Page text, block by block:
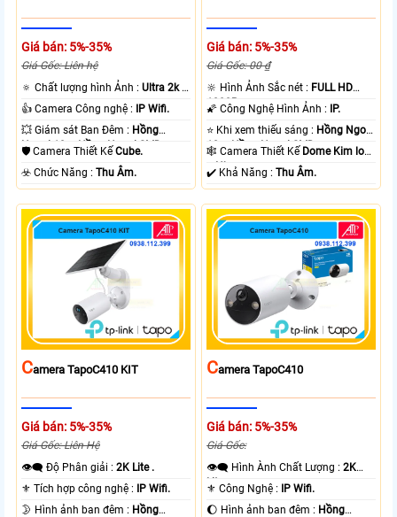
Giá bán: 5%-35%
Giá Gốc: Liên hệ
🔅 Chất lượng hình Ảnh :Ultra 2k +
.
👍 Camera Công nghệ :
IP Wifi.
💥 Giám sát Ban Đêm : Hồng
Ngoại 10m Hồng Ngoại SMD.
🛡 Camera Thiết KếCube.
️☣️ Chức Năng :Thu Âm.
Giá bán: 5%-35%
Giá Gốc: 00 ₫
🔆 Hình Ảnh Sắc nét : FULL HD
1080P .
🌠 Công Nghệ Hình Ảnh :
IP.
⭐ Khi xem thiếu sáng : Hồng Ngoại
10m Hồng Ngoại SMD.
🕸️ Camera Thiết Kế Dome Kim loại
+ Nhựa.
️✔️ Khả Năng :Thu Âm.
CAmera TapoC410 KIT
Giá bán: 5%-35%
Giá Gốc: Liên Hệ
👁️‍🗨 Độ Phân giải :2K Lite .
⚜️ Tích hợp công nghệ : IP Wifi.
🌛 Hình ảnh ban đêm : Hồng
CAmera TapoC410
Giá bán: 5%-35%
Giá Gốc:
👁️‍🗨 Hình Ành Chất Lượng :2K
Lite .
⚜️ Công Nghệ : IP Wifi.
🌔 Hình ảnh ban đêm : Hồng